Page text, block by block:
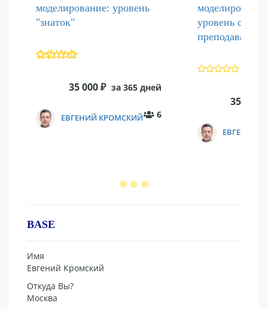
моделирование: уровень
"знаток"
35 000₽ за 365 дней
ЕВГЕНИЙ КРОМСКИЙ 6
уровень с
преподавателя
35 000
ЕВГЕНИЙ
BASE
Имя
Евгений Кромский
Откуда Вы?
Москва